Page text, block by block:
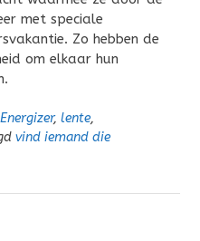
met speciale
Zo hebben de
om elkaar hun
Energizer, lente,
vind iemand die